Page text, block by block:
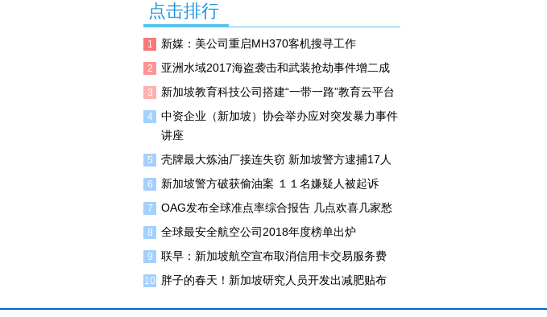
点击排行
1 新媒：美公司重启MH370客机搜寻工作
2 亚洲水域2017海盗袭击和武装抢劫事件增二成
3 新加坡教育科技公司搭建“一带一路”教育云平台
4
中资企业（新加坡）协会举办应对突发暴力事件
讲座
5 壳牌最大炼油厂接连失窃 新加坡警方逮捕17人
6 新加坡警方破获偷油案 １１名嫌疑人被起诉
7 OAG发布全球准点率综合报告 几点欢喜几家愁
8 全球最安全航空公司2018年度榜单出炉
9 联早：新加坡航空宣布取消信用卡交易服务费
10 胖子的春天！新加坡研究人员开发出减肥贴布